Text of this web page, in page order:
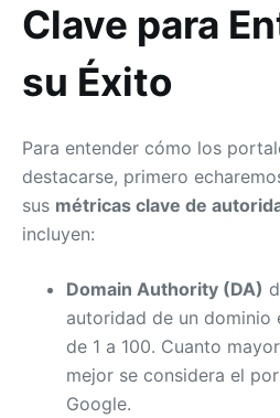
Clave para
su Éxito
Para entender cómo los
destacarse, primero
sus métricas clave de
incluyen:
Domain Authority (DA)
autoridad de un dominio
de 1 a 100. Cuanto
mejor se considera el
Google.